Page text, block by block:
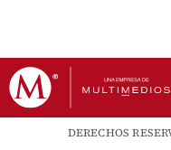
DERECHOS